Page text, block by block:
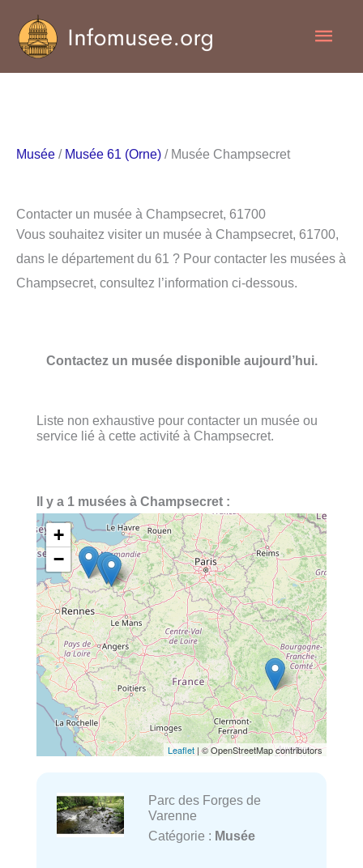
contenu
Musée / Musée 61 (Orne) / Musée Champsecret
Contacter un musée à Champsecret, 61700
Vous souhaitez visiter un musée à Champsecret, 61700,
dans le département du 61 ? Pour contacter les musées à
Champsecret, consultez l’information ci-dessous.
Contactez un musée disponible aujourd’hui.
Liste non exhaustive pour contacter un musée ou
service lié à cette activité à Champsecret.
Il y a 1 musées à Champsecret :
+
−
Leaflet | © OpenStreetMap contributors
Parc des Forges de
Varenne
Catégorie : Musée